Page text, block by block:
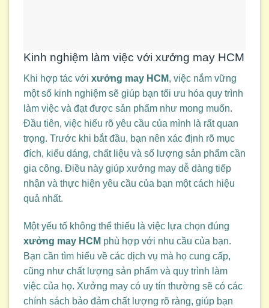
Kinh nghiệm làm việc với xưởng may HCM
Khi hợp tác với xưởng may HCM, việc nắm vững
một số kinh nghiệm sẽ giúp bạn tối ưu hóa quy trình
làm việc và đạt được sản phẩm như mong muốn.
Đầu tiên, việc hiểu rõ yêu cầu của mình là rất quan
trọng. Trước khi bắt đầu, bạn nên xác định rõ mục
đích, kiểu dáng, chất liệu và số lượng sản phẩm cần
gia công. Điều này giúp xưởng may dễ dàng tiếp
nhận và thực hiện yêu cầu của bạn một cách hiệu
quả nhất.
Một yếu tố không thể thiếu là việc lựa chọn đúng
xưởng may HCM phù hợp với nhu cầu của bạn.
Bạn cần tìm hiểu về các dịch vụ mà họ cung cấp,
cũng như chất lượng sản phẩm và quy trình làm
việc của họ. Xưởng may có uy tín thường sẽ có các
chính sách bảo đảm chất lượng rõ ràng, giúp bạn